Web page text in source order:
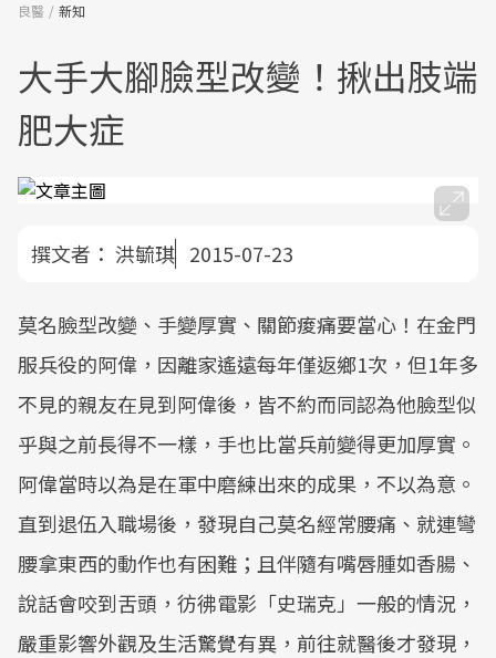
良醫 新知
大手大腳臉型改變！揪出肢端
肥大症
撰文者： 洪毓琪 2015-07-23
莫名臉型改變、手變厚實、關節痠痛要當心！在金門
服兵役的阿偉，因離家遙遠每年僅返鄉1次，但1年多
不見的親友在見到阿偉後，皆不約而同認為他臉型似
乎與之前長得不一樣，手也比當兵前變得更加厚實。
阿偉當時以為是在軍中磨練出來的成果，不以為意。
直到退伍入職場後，發現自己莫名經常腰痛、就連彎
腰拿東西的動作也有困難；且伴隨有嘴唇腫如香腸、
說話會咬到舌頭，彷彿電影「史瑞克」一般的情況，
嚴重影響外觀及生活驚覺有異，前往就醫後才發現，